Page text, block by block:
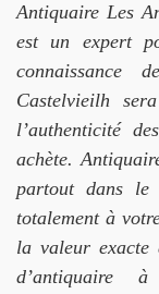
Antiquaire Les
est un expert
connaissance
Castelvieilh
l’authenticité
achète.
partout dans le
totalement à
la valeur exacte
d’antiquaire